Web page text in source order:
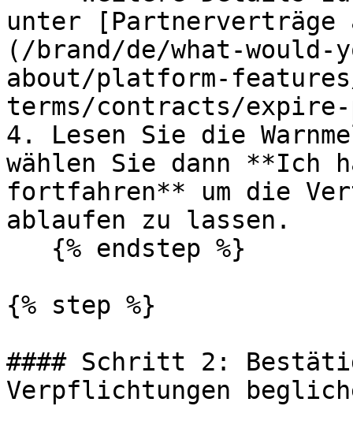
unter [Partnerverträge
(/brand/de/what-
about/platform-
terms/contracts/
4. Lesen Sie die
wählen Sie dann **Ich
fortfahren** um die
ablaufen zu lassen.
{% step %}
#### Schritt 2:
Verpflichtungen